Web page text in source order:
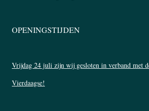
OPENINGSTIJDEN
Vrijdag 24 juli zijn wij gesloten in verband met
Vierdaagse!